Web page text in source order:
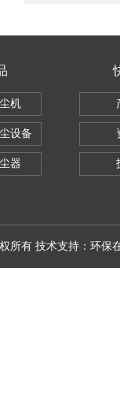
机
设备
器
所有 技术支持： 环保